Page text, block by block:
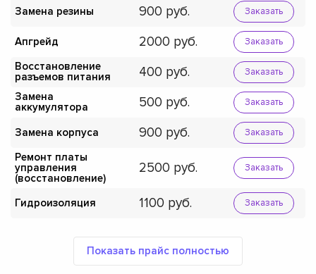
Замена резины 900 Заказать
Апгрейд 2000 Заказать
Восстановление
разъемов питания
400 Заказать
Замена
аккумулятора
500 Заказать
Замена корпуса 900 Заказать
Ремонт платы
управления
(восстановление)
2500 Заказать
Гидроизоляция 1100 Заказать
Показать прайс полностью